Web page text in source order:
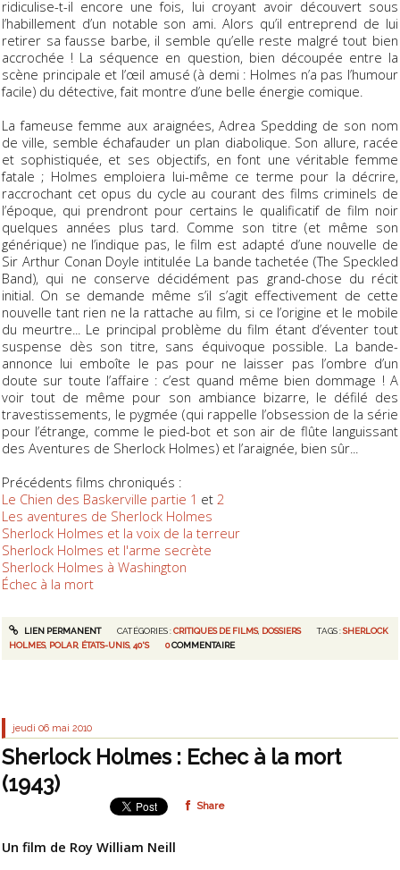
ridiculise-t-il encore une fois, lui croyant avoir découvert sous
l’habillement d’un notable son ami. Alors qu’il entreprend de lui
retirer sa fausse barbe, il semble qu’elle reste malgré tout bien
accrochée ! La séquence en question, bien découpée entre la
scène principale et l’œil amusé (à demi : Holmes n’a pas l’humour
facile) du détective, fait montre d’une belle énergie comique.
La fameuse femme aux araignées, Adrea Spedding de son nom
de ville, semble échafauder un plan diabolique. Son allure, racée
et sophistiquée, et ses objectifs, en font une véritablefemme
fatale ; Holmes emploiera lui-même ce terme pour la décrire,
raccrochant cet opus du cycle au courant des films criminels de
l’époque, qui prendront pour certains le qualificatif de film noir
quelques années plus tard. Comme son titre (et même son
générique) ne l’indique pas, le film est adapté d’une nouvelle de
Sir Arthur Conan Doyle intitulée La bande tachetée (The Speckled
Band), qui ne conserve décidément pas grand-chose du récit
initial. On se demande même s’il s’agit effectivement de cette
nouvelle tant rien ne la rattache au film, si ce l’origine et le mobile
du meurtre... Le principal problème du film étant d’éventer tout
suspense dès son titre, sans équivoque possible. La bande-
annonce lui emboîte le pas pour ne laisser pas l’ombre d’un
doute sur toute l’affaire : c’est quand même bien dommage ! A
voir tout de même pour son ambiance bizarre, le défilé des
travestissements, le pygmée (qui rappelle l’obsession de la série
pour l’étrange, comme le pied-bot et son air de flûte languissant
des Aventures de Sherlock Holmes) et l’araignée, bien sûr...
Précédents films chroniqués :
Le Chien des Baskerville partie 1 et 2
Les aventures de Sherlock Holmes
Sherlock Holmes et la voix de la terreur
Sherlock Holmes et l'arme secrète
Sherlock Holmes à Washington
Échec à la mort
LIEN PERMANENT CATÉGORIES :CRITIQUES DE FILMS, DOSSIERS TAGS :SHERLOCK
HOLMES, POLAR, ÉTATS-UNIS,40'S 0COMMENTAIRE
jeudi 06 mai 2010
Sherlock Holmes : Echec à la mort
(1943)
Share
Un film de Roy William Neill